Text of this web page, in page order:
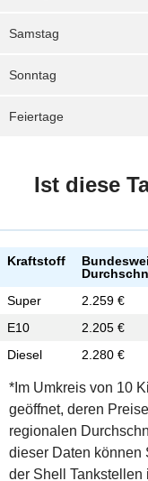
Samstag
Sonntag
Feiertage
Ist diese
Kraftstoff
Super
2.259 €
E10
2.205 €
Diesel
2.280 €
*Im Umkreis von 10
geöffnet, deren
regionalen
dieser Daten können
der Shell